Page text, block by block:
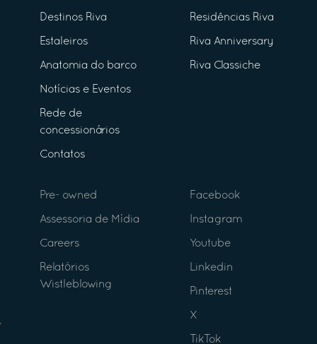
Destinos Riva
Estaleiros
Anatomia do barco
Notícias e Eventos
Rede de
concessionários
Contatos
Residências Riva
Riva Anniversary
Riva Classiche
Pre- owned
Assessoria de Mídia
Careers
Relatórios
Wistleblowing
Facebook
Instagram
Youtube
Linkedin
Pinterest
X
TikTok